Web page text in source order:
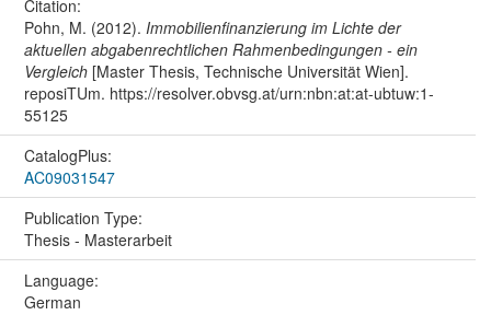
Citation:
Pohn, M. (2012). Immobilienfinanzierung im Lichte der
aktuellen abgabenrechtlichen Rahmenbedingungen - ein
Vergleich[Master Thesis, Technische Universität Wien].
reposiTUm. https://resolver.obvsg.at/urn:nbn:at:at-ubtuw:1-
55125
CatalogPlus:
AC09031547
Publication Type:
Thesis - Masterarbeit
Language:
German